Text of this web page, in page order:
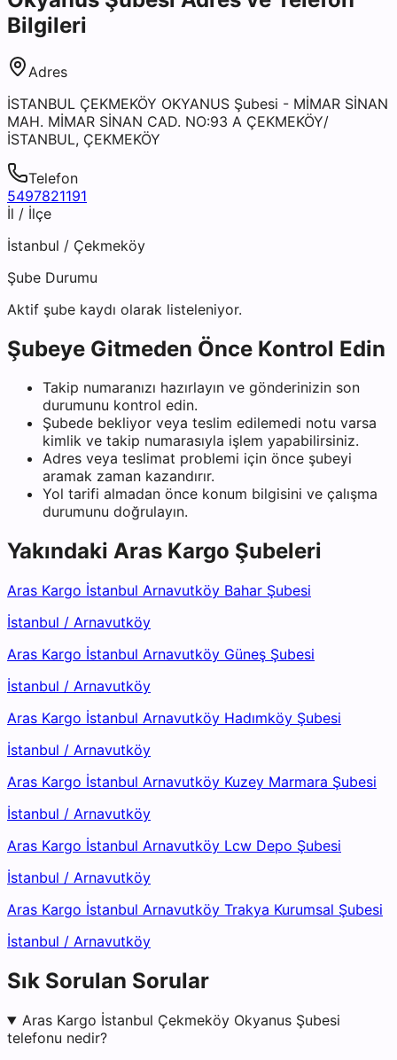
Bilgileri
Adres
İSTANBUL ÇEKMEKÖY OKYANUS Şubesi - MİMAR SİNAN
MAH. MİMAR SİNAN CAD. NO:93 A ÇEKMEKÖY/
İSTANBUL, ÇEKMEKÖY
Telefon
5497821191
İl / İlçe
İstanbul / Çekmeköy
Şube Durumu
Aktif şube kaydı olarak listeleniyor.
Şubeye Gitmeden Önce Kontrol Edin
Takip numaranızı hazırlayın ve gönderinizin son
durumunu kontrol edin.
Şubede bekliyor veya teslim edilemedi notu varsa
kimlik ve takip numarasıyla işlem yapabilirsiniz.
Adres veya teslimat problemi için önce şubeyi
aramak zaman kazandırır.
Yol tarifi almadan önce konum bilgisini ve çalışma
durumunu doğrulayın.
Yakındaki Aras Kargo Şubeleri
Aras Kargo İstanbul Arnavutköy Bahar Şubesi
İstanbul / Arnavutköy
Aras Kargo İstanbul Arnavutköy Güneş Şubesi
İstanbul / Arnavutköy
Aras Kargo İstanbul Arnavutköy Hadımköy Şubesi
İstanbul / Arnavutköy
Aras Kargo İstanbul Arnavutköy Kuzey Marmara Şubesi
İstanbul / Arnavutköy
Aras Kargo İstanbul Arnavutköy Lcw Depo Şubesi
İstanbul / Arnavutköy
Aras Kargo İstanbul Arnavutköy Trakya Kurumsal Şubesi
İstanbul / Arnavutköy
Sık Sorulan Sorular
Aras Kargo İstanbul Çekmeköy Okyanus Şubesi
telefonu nedir?